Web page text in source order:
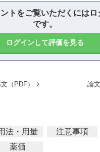
トをご覧いただくにはロ
です。
ログインして評価を見る
（PDF） 論
法・用量 注意事項
薬価